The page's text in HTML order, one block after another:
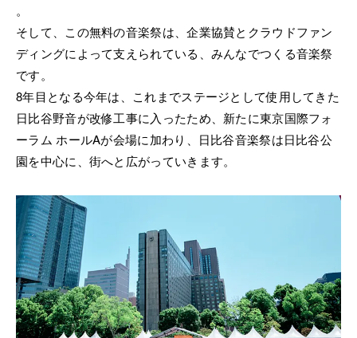
ださい。
。
そして、この無料の音楽祭は、企業協賛とクラウドファン
ディングによって支えられている、みんなでつくる音楽祭
です。
8年目となる今年は、これまでステージとして使用してきた
日比谷野音が改修工事に入ったため、新たに東京国際フォ
ーラム ホールAが会場に加わり、日比谷音楽祭は日比谷公
園を中心に、街へと広がっていきます。